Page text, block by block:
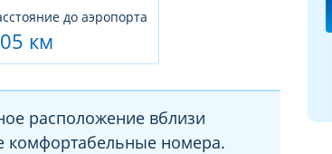
до аэропорта
км
расположение вблизи
комфортабельные номера.